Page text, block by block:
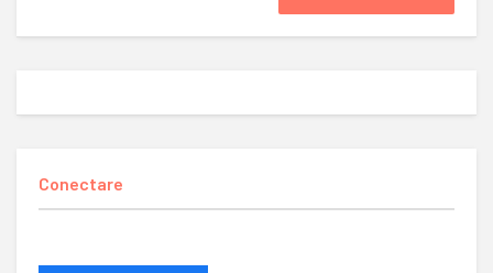
Conectare